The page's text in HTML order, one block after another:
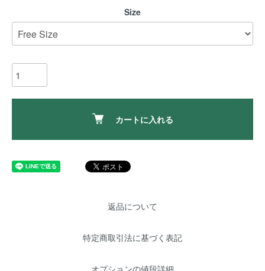
Size
カートに入れる
返品について
特定商取引法に基づく表記
オプションの値段詳細